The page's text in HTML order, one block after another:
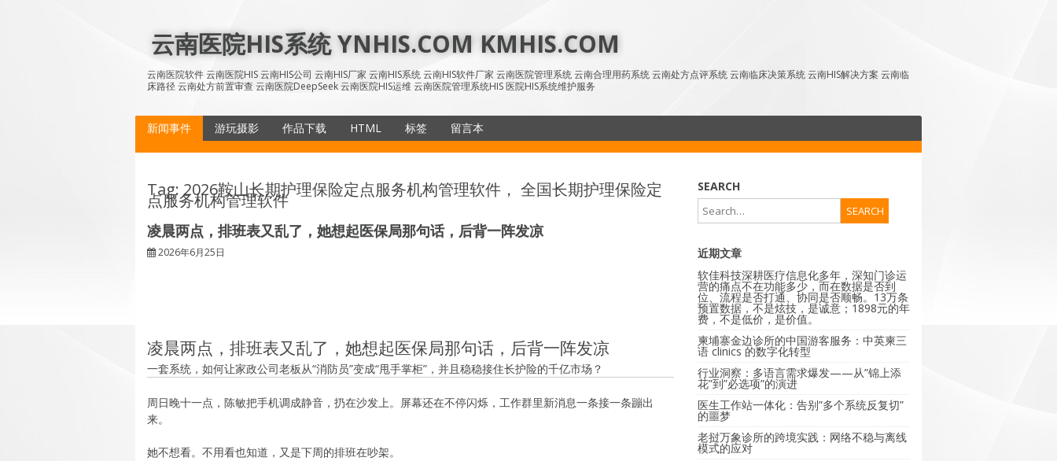
content
云南医院HIS系统 YNHIS.COM KMHIS.COM
云南医院软件 云南医院HIS 云南HIS公司 云南HIS厂家 云南HIS系统 云南HIS软件厂家 云南医院管理系统 云南合理用药系统 云南处方点评系统 云南临床决策系统 云南HIS解决方案 云南临
床路径 云南处方前置审查 云南医院DeepSeek 云南医院HIS运维 云南医院管理系统HIS 医院HIS系统维护服务
新闻事件 游玩摄影 作品下载
HTML
SiteMap
标签 留言本
Tag: 2026鞍山长期护理保险定点服务机构管理软件， 全国长期护理保险定
点服务机构管理软件
凌晨两点，排班表又乱了，她想起医保局那句话，后背一阵发凉
2026年6月25日
凌晨两点，排班表又乱了，她想起医保局那句话，后背一阵发凉
一套系统，如何让家政公司老板从“消防员”变成“甩手掌柜”，并且稳稳接住长护险的千亿市场？
周日晚十一点，陈敏把手机调成静音，扔在沙发上。屏幕还在不停闪烁，工作群里新消息一条接一条蹦出
来。
她不想看。不用看也知道，又是下周的排班在吵架。
SEARCH
近期文章
软佳科技深耕医疗信息化多年，深知门诊运
营的痛点不在功能多少，而在数据是否到
位、流程是否打通、协同是否顺畅。13万条
预置数据，不是炫技，是诚意；1898元的年
费，不是低价，是价值。
柬埔寨金边诊所的中国游客服务：中英柬三
语 clinics 的数字化转型
行业洞察：多语言需求爆发——从”锦上添
花”到”必选项”的演进
医生工作站一体化：告别”多个系统反复切”
的噩梦
老挝万象诊所的跨境实践：网络不稳与离线
模式的应对